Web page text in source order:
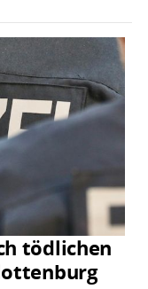
tödlichen